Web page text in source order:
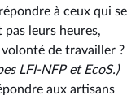
à ceux qui se
leurs heures,
de travailler ?
LFI-NFP et EcoS.)
aux artisans